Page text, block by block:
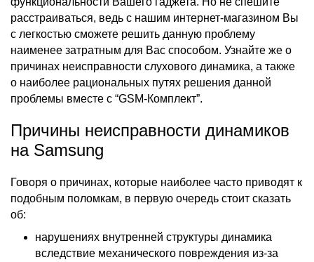
расстраиваться, ведь с нашим интернет-магазином Вы
с легкостью сможете решить данную проблему
наименее затратным для Вас способом. Узнайте же о
причинах неисправности слухового динамика, а также
о наиболее рациональных путях решения данной
проблемы вместе с “GSM-Комплект”.
Причины неисправности динамиков
на Samsung
Говоря о причинах, которые наиболее часто приводят к
подобным поломкам, в первую очередь стоит сказать
об:
нарушениях внутренней структуры динамика
вследствие механического повреждения из-за